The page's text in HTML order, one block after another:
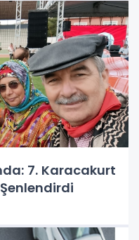
7. Karacakurt